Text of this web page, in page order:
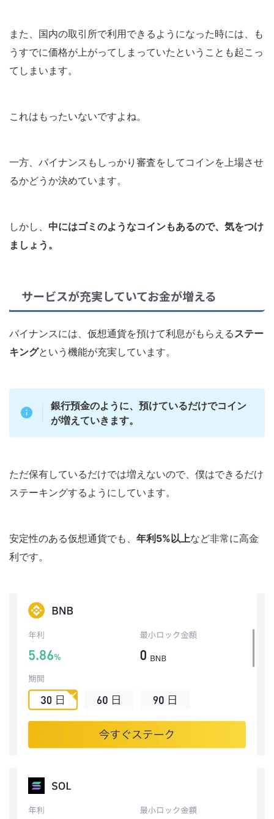
また、国内の取引所で利用できるようになった時には、も
うすでに価格が上がってしまっていたということも起こっ
てしまいます。
これはもったいないですよね。
一方、バイナンスもしっかり審査をしてコインを上場させ
るかどうか決めています。
しかし、 中にはゴミのようなコインもあるので、気をつけ
ましょう。
サービスが充実していてお金が増える
バイナンスには、仮想通貨を預けて利息がもらえる ステー
キングという機能が充実しています。
銀行預金のように、預けているだけでコイン
が増えていきます。
ただ保有しているだけでは増えないので、僕はできるだけ
ステーキングするようにしています。
安定性のある仮想通貨でも、 年利5%以上など非常に高金
利です。